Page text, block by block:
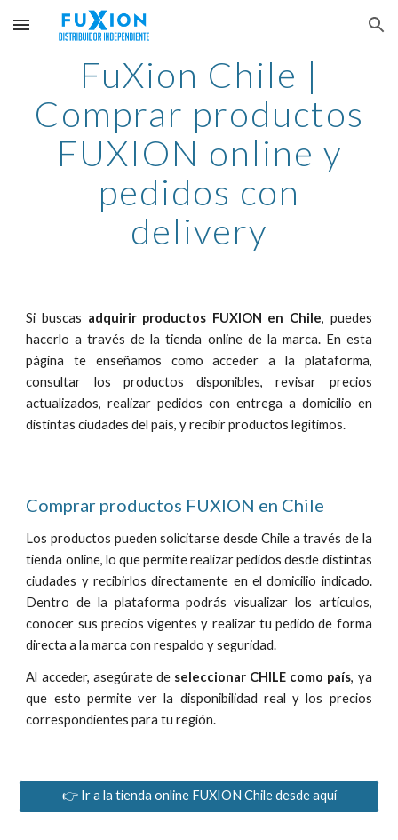
Skip to main content Skip to navigation
FuXion Chile |
Comprar productos
FUXION online y
pedidos con
delivery
Si buscas adquirir productos FUXION en Chile, puedes
hacerlo a través de la tienda online de la marca. En esta
página te enseñamos como acceder a la plataforma,
consultar los productos disponibles, revisar precios
actualizados, realizar pedidos con entrega a domicilio en
distintas ciudades del país, y recibir productos legítimos.
Comprar productos FUXION en Chile
Los productos pueden solicitarse desde Chile a través de la
tienda online, lo que permite realizar pedidos desde distintas
ciudades y recibirlos directamente en el domicilio indicado.
Dentro de la plataforma podrás visualizar los artículos,
conocer sus precios vigentes y realizar tu pedidode forma
directa a la marca con respaldo y seguridad.
Al acceder, asegúrate de seleccionar CHILE como país, ya
que esto permite ver la disponibilidad real y los precios
correspondientes para tu región.
👉 Ir a la tienda online FUXION Chile desde aquí